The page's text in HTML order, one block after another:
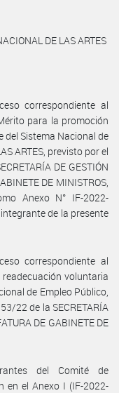
DE LAS ARTES
correspondiente al
para la promoción
del Sistema Nacional de
ARTES, previsto por el
DE GESTIÓN
DE MINISTROS,
Anexo N° IF-2022-
de la presente
correspondiente al
voluntaria
de Empleo Público,
22 de la SECRETARÍA
DE GABINETE DE
del Comité de
en el Anexo I (IF-2022-